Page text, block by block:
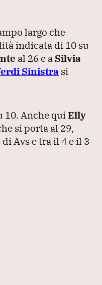
largo che
indicata di 10 su
al 26 e a Silvia
Sinistra si
10. Anche quiElly
si porta al 29,
Avs e tra il 4 e il 3